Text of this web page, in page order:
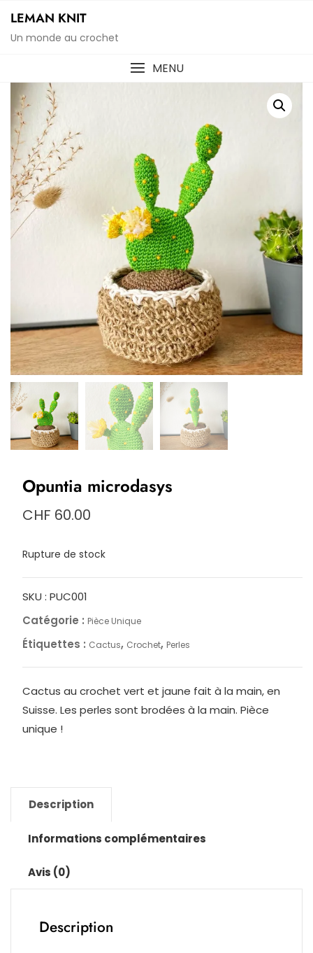
content
LEMAN KNIT
Un monde au crochet
MENU
Opuntia microdasys
CHF 60.00
Rupture de stock
SKU : PUC001
Catégorie : Pièce Unique
Étiquettes : Cactus, Crochet, Perles
Cactus au crochet vert et jaune fait à la main, en
Suisse. Les perles sont brodées à la main. Pièce
unique !
Description
Informations complémentaires
Avis (0)
Description